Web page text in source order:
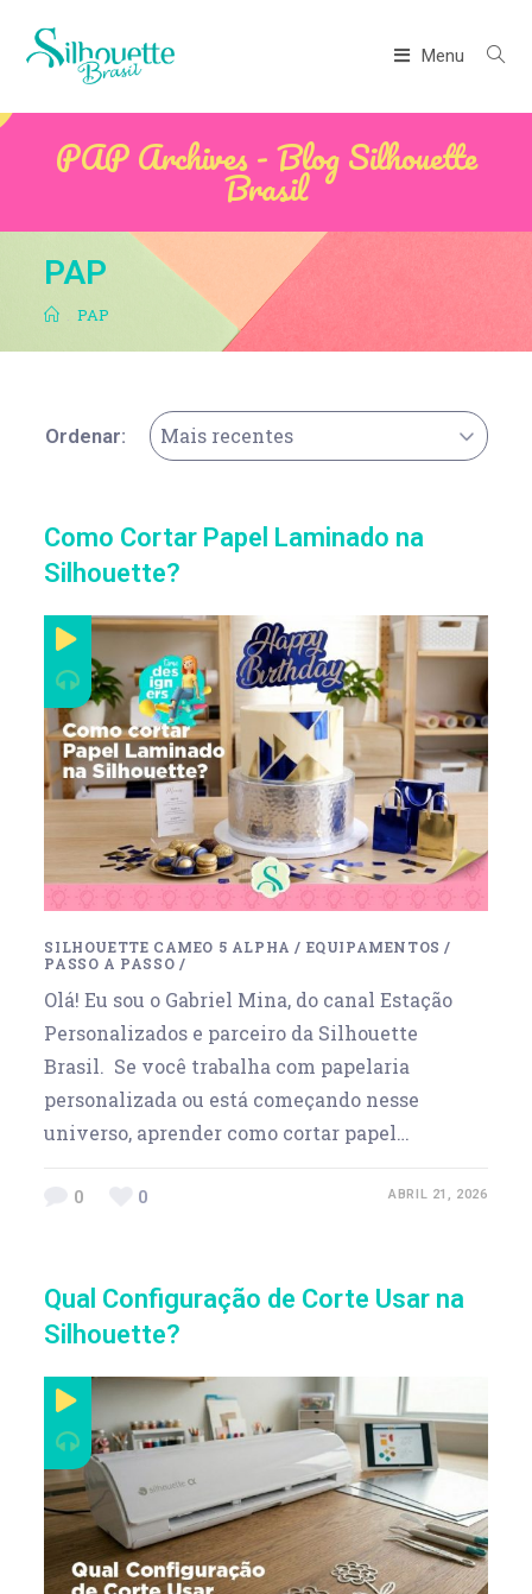
Menu
PAP Archives - Blog Silhouette
Brasil
PAP
. PAP
Ordenar: Mais recentes
Como Cortar Papel Laminado na
Silhouette?
SILHOUETTE CAMEO 5 ALPHA / EQUIPAMENTOS /
PASSO A PASSO /
Olá! Eu sou o Gabriel Mina, do canal Estação
Personalizados e parceiro da Silhouette
Brasil. Se você trabalha com papelaria
personalizada ou está começando nesse
universo, aprender como cortar papel…
0 0 ABRIL 21, 2026
Qual Configuração de Corte Usar na
Silhouette?